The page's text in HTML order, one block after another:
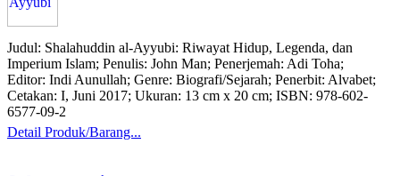
Judul: Shalahuddin al-Ayyubi: Riwayat Hidup, Legenda, dan
Imperium Islam; Penulis: John Man; Penerjemah: Adi Toha;
Editor: Indi Aunullah; Genre: Biografi/Sejarah; Penerbit: Alvabet;
Cetakan: I, Juni 2017; Ukuran: 13 cm x 20 cm; ISBN: 978-602-
6577-09-2
Detail Produk/Barang...